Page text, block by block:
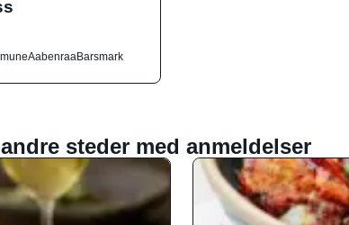
AabenraaBarsmark
steder med anmeldelser